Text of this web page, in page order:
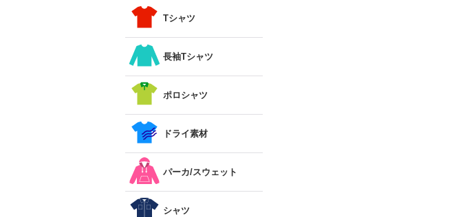
Tシャツ
長袖Tシャツ
ポロシャツ
ドライ素材
パーカ/スウェット
シャツ